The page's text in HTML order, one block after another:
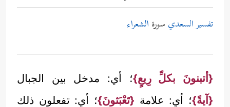
تفسير السعدي سورة الشعراء
{أتبنونَ بكلِّ رِيعٍ}؛ أي: مدخل بين الجبال
{آيةً}؛ أي: علامة {تَعْبَثونَ}؛ أي: تفعلون ذلك